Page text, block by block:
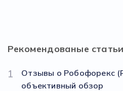
Рекомендованые статьи
1
Отзывы о Робофорекс
объективный обзор